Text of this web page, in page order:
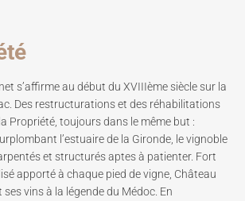
s’affirme au début du XVIIIème siècle sur la
Des restructurations et des réhabilitations
Propriété, toujours dans le même but :
l’estuaire de la Gironde, le vignoble
et structurés aptes à patienter. Fort
apporté à chaque pied de vigne, Château
vins à la légende du Médoc. En